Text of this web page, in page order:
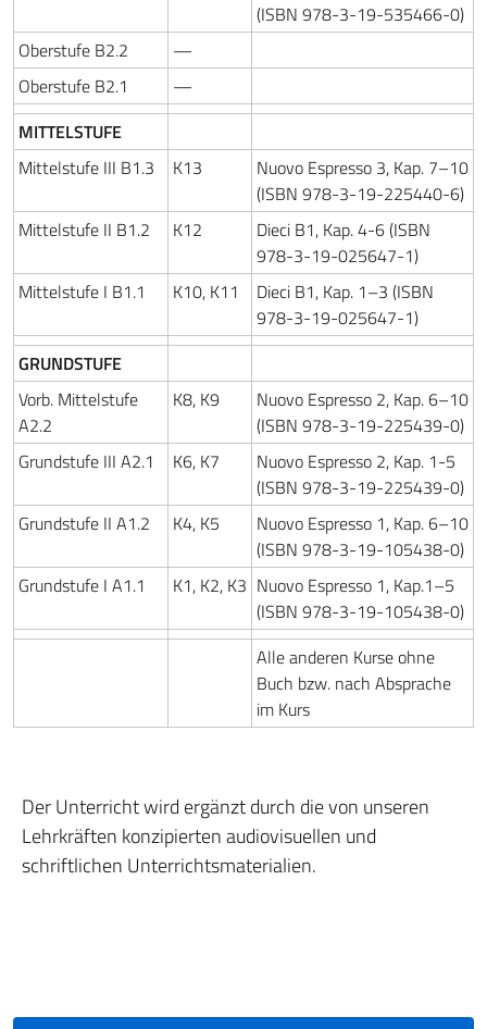
(ISBN 978-3-19-535466-0)
Oberstufe B2.2
—
Oberstufe B2.1
—
MITTELSTUFE
Mittelstufe III B1.3
K13
Nuovo Espresso 3, Kap. 7–10
(ISBN 978-3-19-225440-6)
Mittelstufe II B1.2
K12
Dieci B1, Kap. 4-6 (ISBN
978-3-19-025647-1)
Mittelstufe I B1.1
K10, K11
Dieci B1, Kap. 1–3 (ISBN
978-3-19-025647-1)
GRUNDSTUFE
Vorb. Mittelstufe
A2.2
K8, K9
Nuovo Espresso 2, Kap. 6–10
(ISBN 978-3-19-225439-0)
Grundstufe III A2.1
K6, K7
Nuovo Espresso 2, Kap. 1-5
(ISBN 978-3-19-225439-0)
Grundstufe II A1.2
K4, K5
Nuovo Espresso 1, Kap. 6–10
(ISBN 978-3-19-105438-0)
Grundstufe I A1.1
K1, K2, K3 Nuovo Espresso 1, Kap.1–5
(ISBN 978-3-19-105438-0)
Alle anderen Kurse ohne
Buch bzw. nach Absprache
im Kurs
Der Unterricht wird ergänzt durch die von unseren
Lehrkräften konzipierten audiovisuellen und
schriftlichen Unterrichtsmaterialien.